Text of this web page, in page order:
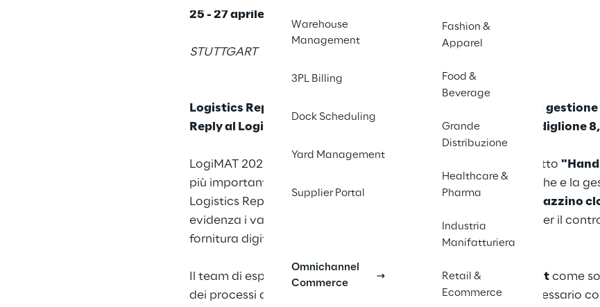
Warehouse
Management
3PL Billing
Dock Scheduling
Yard Management
Supplier Portal
Omnichannel
Commerce
Fashion &
Apparel
Food &
Beverage
Grande
Distribuzione
Healthcare &
Pharma
Industria
Manifatturiera
Retail &
Ecommerce
25 - 27 aprile 2023
STUTTGART
Logistics Reply presenta la sua soluzione cloud-native per la
Reply al LogiMAT 2023. Venite a trovarci al nostro stand: Padiglione
LogiMAT 2023 si terrà a Stoccarda dal 25 al 27 aprile con il motto
più importante fiera internazionale per le soluzioni intralogistiche e la
Logistics Reply si concentrerà sul tema della
gestione del magazzino
evidenza i vantaggi delle
moderne soluzioni di piattaforma
per il
fornitura digitali.
Il team di esperti di Logistics Reply presenta Yard Management come
dei processi al di fuori dei magazzini. L'applicazione crea il necessario